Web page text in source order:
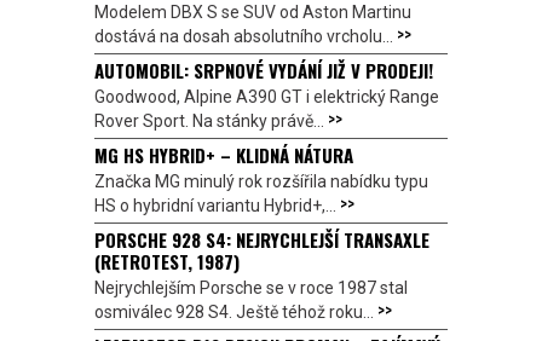
Modelem DBX S se SUV od Aston Martinu
dostává na dosah absolutního vrcholu... >>
AUTOMOBIL: SRPNOVÉ VYDÁNÍ JIŽ V PRODEJI!
Goodwood, Alpine A390 GT i elektrický Range
Rover Sport. Na stánky právě... >>
MG HS HYBRID+ – KLIDNÁ NÁTURA
Značka MG minulý rok rozšířila nabídku typu
HS o hybridní variantu Hybrid+,... >>
PORSCHE 928 S4: NEJRYCHLEJŠÍ TRANSAXLE
(RETROTEST, 1987)
Nejrychlejším Porsche se v roce 1987 stal
osmiválec 928 S4. Ještě téhož roku... >>